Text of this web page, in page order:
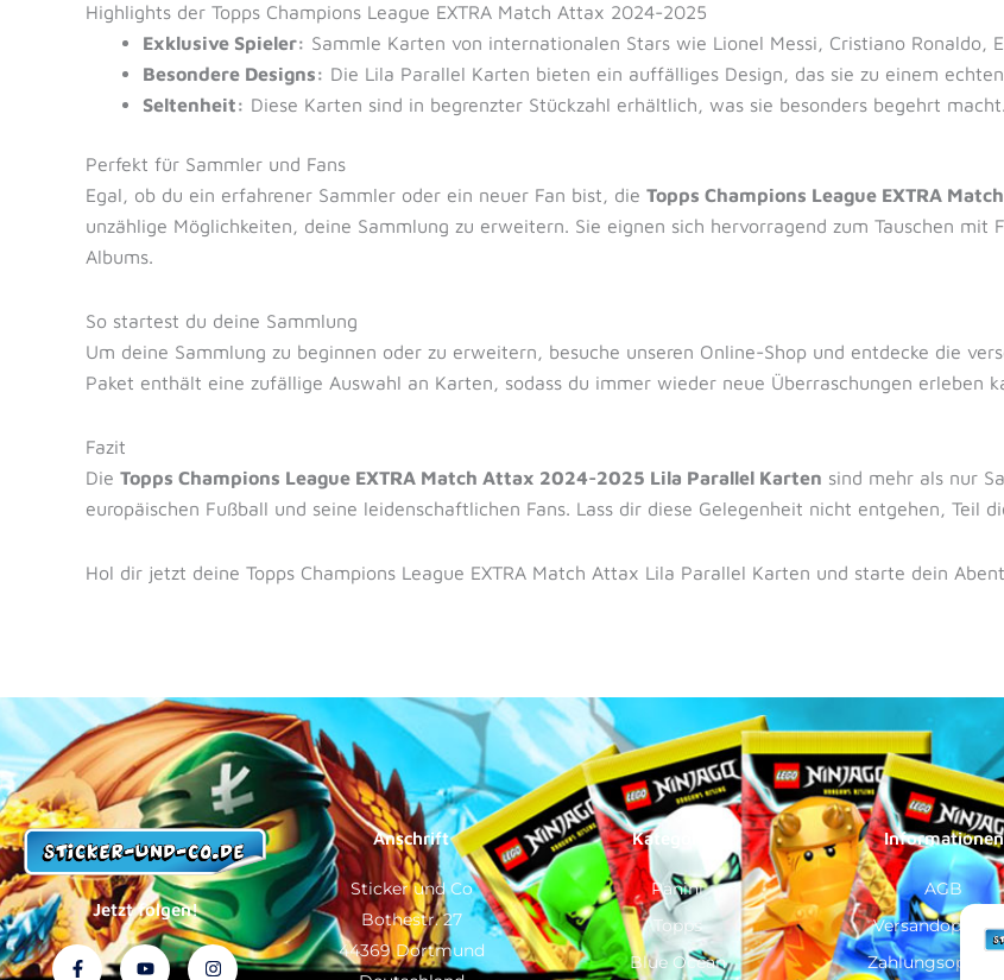
Highlights der Topps Champions League EXTRA Match Attax 2024-2025
Exklusive Spieler: Sammle Karten von internationalen Stars wie Lionel Messi, Cristiano Ronaldo,
Besondere Designs: Die Lila Parallel Karten bieten ein auffälliges Design, das sie zu einem
Seltenheit: Diese Karten sind in begrenzter Stückzahl erhältlich, was sie besonders begehrt macht.
Perfekt für Sammler und Fans
Egal, ob du ein erfahrener Sammler oder ein neuer Fan bist, die Topps Champions League EXTRA
unzählige Möglichkeiten, deine Sammlung zu erweitern. Sie eignen sich hervorragend zum Tauschen mit
Albums.
So startest du deine Sammlung
Um deine Sammlung zu beginnen oder zu erweitern, besuche unseren Online-Shop und entdecke die
Paket enthält eine zufällige Auswahl an Karten, sodass du immer wieder neue Überraschungen erleben
Fazit
Die Topps Champions League EXTRA Match Attax 2024-2025 Lila Parallel Karten sind mehr als nur
europäischen Fußball und seine leidenschaftlichen Fans. Lass dir diese Gelegenheit nicht entgehen, Teil
Hol dir jetzt deine Topps Champions League EXTRA Match Attax Lila Parallel Karten und starte dein
Jetzt folgen!
F
a
Y
o
I
n
T
i
Anschrift
Sticker und Co
Bothestr. 27
44369 Dortmund
Kategorien
Panini
Topps
Blue Ocean
Informationen
AGB